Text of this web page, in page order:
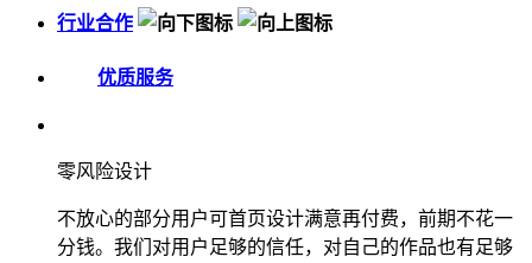
行业合作
优质服务
零风险设计
不放心的部分用户可首页设计满意再付费，前期不花一
分钱。我们对用户足够的信任，对自己的作品也有足够